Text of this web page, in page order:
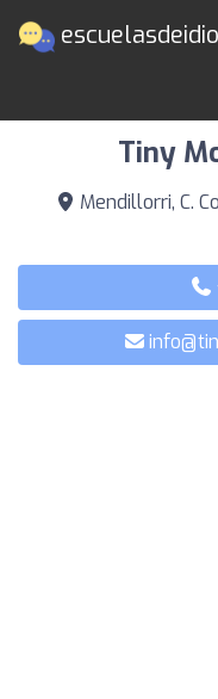
Tiny
Mendillorri, C.